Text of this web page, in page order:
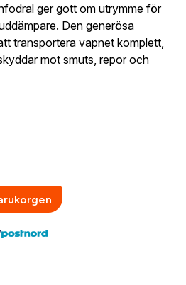
ger gott om utrymme för
Den generösa
transportera vapnet komplett,
mot smuts, repor och
med dina avtalspriser, smidig
*
nedan så kontaktar vi dig
är tillbaka i vårt